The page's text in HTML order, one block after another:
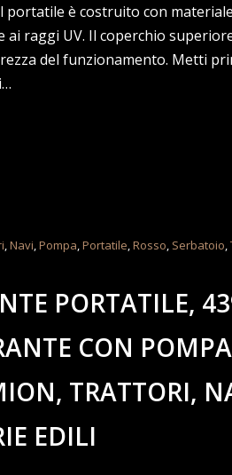
è costruito con
raggi UV. Il coperchio
del funzionamento. Metti
,Navi ,Pompa ,Portatile ,Rosso Serbatoio ,
PORTATILE,
CON
TRATTORI,
EDILI